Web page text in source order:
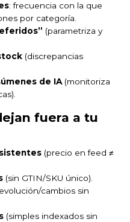
: frecuencia con la que
por categoría.
(parametriza y
(discrepancias
de IA (monitoriza
fuera a tu
(precio en feed ≠
(sin GTIN/SKU único).
cambios sin
(simples indexados sin